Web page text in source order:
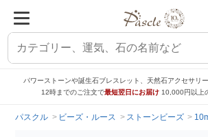
パワーストーンや誕生石ブレスレット、天然石アクセサリ
12時までのご注文で最短翌日にお届け 10,000円以上
パスクル ビーズ・ルース ストーンビーズ